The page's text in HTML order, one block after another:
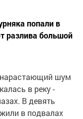
попали в
разлива большой
нарастающий шум
в реку -
В девять
в подвалах